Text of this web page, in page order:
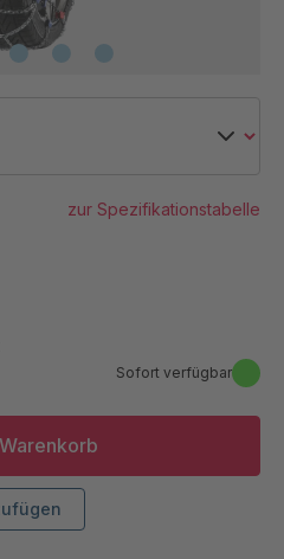
Sofort verfügbar
zur Spezifikationstabelle